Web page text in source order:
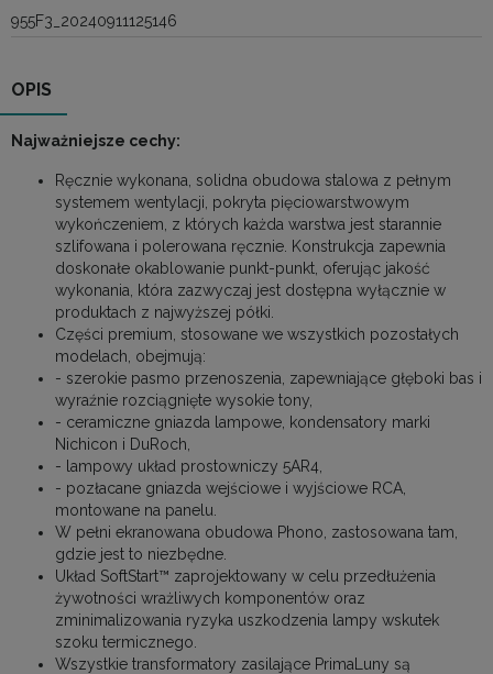
955F3_20240911125146
OPIS
Najważniejsze cechy:
Ręcznie wykonana, solidna obudowa stalowa z pełnym
systemem wentylacji, pokryta pięciowarstwowym
wykończeniem, z których każda warstwa jest starannie
szlifowana i polerowana ręcznie. Konstrukcja zapewnia
doskonałe okablowanie punkt-punkt, oferując jakość
wykonania, która zazwyczaj jest dostępna wyłącznie w
produktach z najwyższej półki.
Części premium, stosowane we wszystkich pozostałych
modelach, obejmują:
- szerokie pasmo przenoszenia, zapewniające głęboki bas i
wyraźnie rozciągnięte wysokie tony,
- ceramiczne gniazda lampowe, kondensatory marki
Nichicon i DuRoch,
- lampowy układ prostowniczy 5AR4,
- pozłacane gniazda wejściowe i wyjściowe RCA,
montowane na panelu.
W pełni ekranowana obudowa Phono, zastosowana tam,
gdzie jest to niezbędne.
Układ SoftStart™ zaprojektowany w celu przedłużenia
żywotności wrażliwych komponentów oraz
zminimalizowania ryzyka uszkodzenia lampy wskutek
szoku termicznego.
Wszystkie transformatory zasilające PrimaLuny są